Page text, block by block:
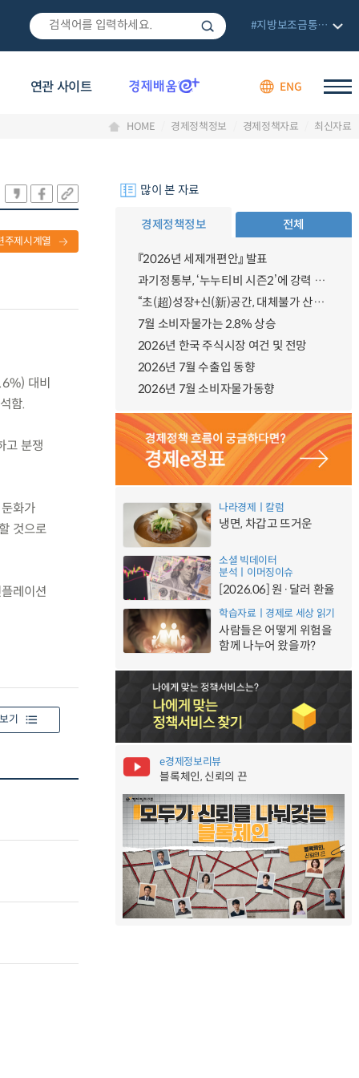
연관 사이트 ENG
#지방보조금통합관리망
HOME 경제정책정보 경제정책자료 최신자료
주제시계열
대비
함.
고 분쟁
화가
것으로
레이션
기
많이 본 자료
경제정책정보 전체
『2026년 세제개편안』 발표
과기정통부, ‘누누티비 시즌2’에 강력 대응 의지 밝혀
“초(超)성장+신(新)공간, 대체불가 산업강국”
7월 소비자물가는 2.8% 상승
2026년 한국 주식시장 여건 및 전망
2026년 7월 수출입 동향
2026년 7월 소비자물가동향
나라경제ㅣ칼럼
냉면, 차갑고 뜨거운
소셜 빅데이터
분석ㅣ이머징이슈
[2026.06] 원·달러 환율
학습자료ㅣ경제로 세상 읽기
사람들은 어떻게 위험을
함께 나누어 왔을까?
e경제정보리뷰
블록체인, 신뢰의 끈